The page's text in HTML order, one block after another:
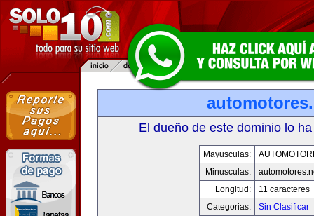
El dueño de este dominio lo
Mayusculas:
Minusculas:
Longitud:
11 caracteres
Categorias:
Sin Clasificar